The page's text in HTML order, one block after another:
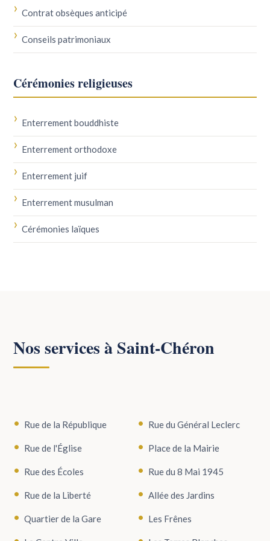
Contrat obsèques anticipé
Conseils patrimoniaux
Cérémonies religieuses
Enterrement bouddhiste
Enterrement orthodoxe
Enterrement juif
Enterrement musulman
Cérémonies laïques
Nos services à Saint-Chéron
Rue de la République Rue du Général Leclerc
Rue de l'Église Place de la Mairie
Rue des Écoles Rue du 8 Mai 1945
Rue de la Liberté Allée des Jardins
Quartier de la Gare Les Frênes